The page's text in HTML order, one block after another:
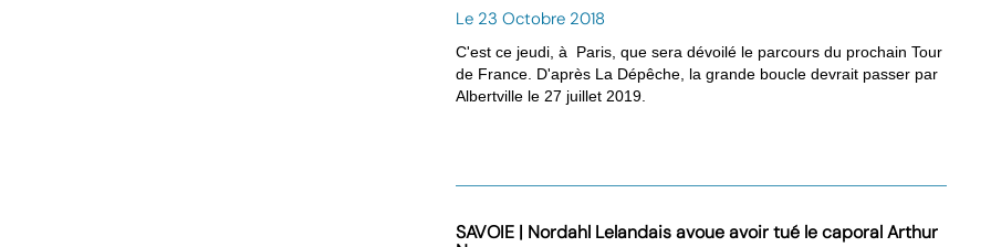
Le 23 Octobre 2018
C'est ce jeudi, à Paris, que sera dévoilé le parcours du prochain Tour
de France. D'après La Dépêche, la grande boucle devrait passer par
Albertville le 27 juillet 2019.
SAVOIE | Nordahl Lelandais avoue avoir tué le caporal Arthur